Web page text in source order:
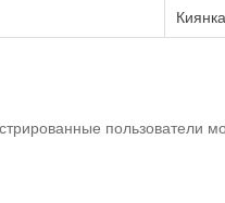
Киянка
пользователи